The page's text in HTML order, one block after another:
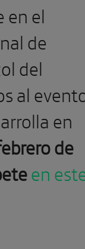
en el
de
del
al
en
de
en